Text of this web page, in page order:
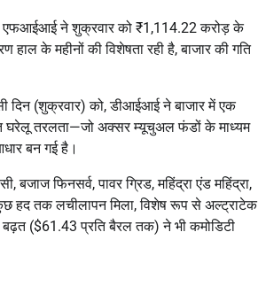
एफआईआई ने शुक्रवार को ₹1,114.22 करोड़ के
हाल के महीनों की विशेषता रही है, बाजार की गति
दिन (शुक्रवार) को, डीआईआई ने बाजार में एक
घरेलू तरलता—जो अक्सर म्यूचुअल फंडों के माध्यम
बन गई है।
फिनसर्व, पावर ग्रिड, महिंद्रा एंड महिंद्रा,
हद तक लचीलापन मिला, विशेष रूप से अल्ट्राटेक
बढ़त ($61.43 प्रति बैरल तक) ने भी कमोडिटी